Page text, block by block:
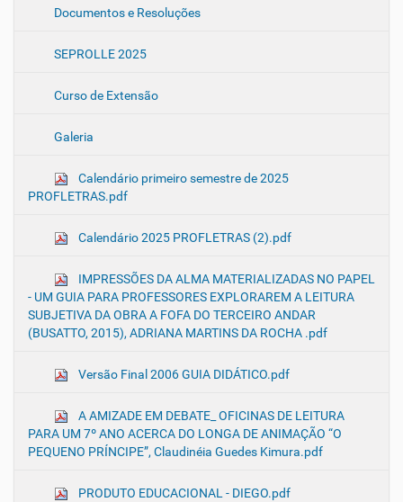
Documentos e Resoluções
SEPROLLE 2025
Curso de Extensão
Galeria
Calendário primeiro semestre de 2025
PROFLETRAS.pdf
Calendário 2025 PROFLETRAS (2).pdf
IMPRESSÕES DA ALMA MATERIALIZADAS NO PAPEL
- UM GUIA PARA PROFESSORES EXPLORAREM A LEITURA
SUBJETIVA DA OBRA A FOFA DO TERCEIRO ANDAR
(BUSATTO, 2015), ADRIANA MARTINS DA ROCHA .pdf
Versão Final 2006 GUIA DIDÁTICO.pdf
A AMIZADE EM DEBATE_ OFICINAS DE LEITURA
PARA UM 7º ANO ACERCA DO LONGA DE ANIMAÇÃO “O
PEQUENO PRÍNCIPE”, Claudinéia Guedes Kimura.pdf
PRODUTO EDUCACIONAL - DIEGO.pdf